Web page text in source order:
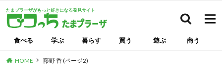
たまプラーザがもっと好きになる発見サイト
食べる 学ぶ 暮らす 買う 遊ぶ 商う
HOME 藤野 香 (ページ2)